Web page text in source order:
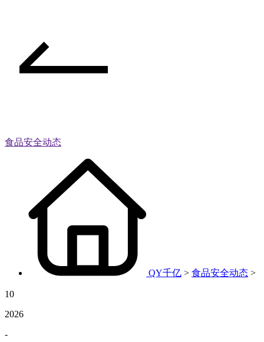
食品安全动态
QY千亿 > 食品安全动态 >
10
2026
-